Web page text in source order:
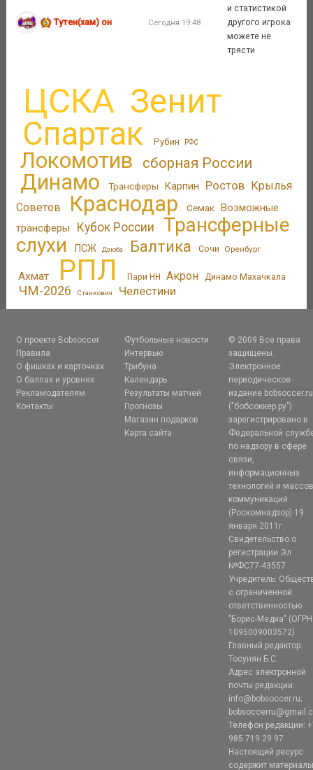
Тутен(хам) он Сегодня 19:48
и статистикой
другого игрока
можете не
трясти
ЦСКА Зенит
Спартак Рубин РФС
Локомотив сборная России
Динамо Трансферы Карпин Ростов Крылья
Советов
Краснодар Семак Возможные
трансферы
Кубок России
Трансферные
слухи
ПСЖ Дзюба Балтика Сочи Оренбург
Ахмат РПЛ Пари НН Акрон Динамо Махачкала
ЧМ-2026 Станкович Челестини
О проекте Bobsoccer
Правила
О фишках и карточках
О баллах и уровнях
Рекламодателям
Контакты
Футбольные новости
Интервью
Трибуна
Календарь
Результаты матчей
Прогнозы
Магазин подарков
Карта сайта
© 2009 Все права
защищены.
Электронное
периодическое
издание bobsoccer.ru
("бобсоккер.ру")
зарегистрировано в
Федеральной
по надзору в сфере
связи,
информационных
технологий и
коммуникаций
(Роскомнадзор) 19
января 2011г.
Свидетельство о
регистрации Эл
№ФС77-43557.
Учредитель:
с ограниченной
ответственностью
"Борис-Медиа" (ОГРН
1095009003572)
Главный редактор:
Тосунян Б.С.
Адрес электронной
почты редакции:
info@bobsoccer.ru;
Телефон редакции:
985 719 29 97
Настоящий ресурс
содержит